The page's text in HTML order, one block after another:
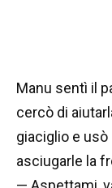
Manu sentì il
cercò di
giaciglio e usò
asciugarle la